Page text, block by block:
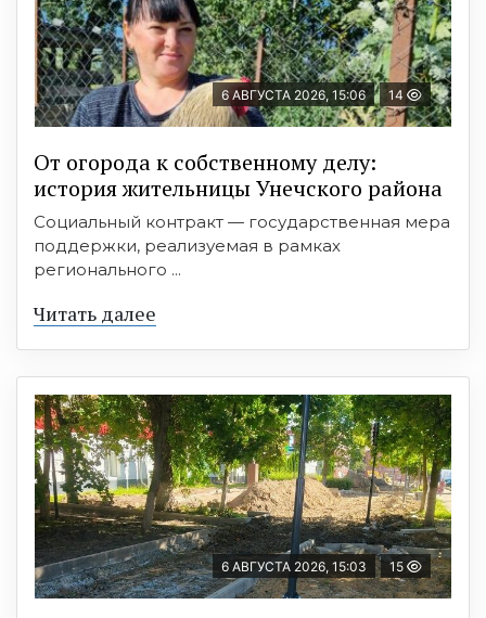
6 АВГУСТА 2026, 15:06 14
От огорода к собственному делу:
история жительницы Унечского района
Социальный контракт — государственная мера
поддержки, реализуемая в рамках
регионального ...
Читать далее
6 АВГУСТА 2026, 15:03 15